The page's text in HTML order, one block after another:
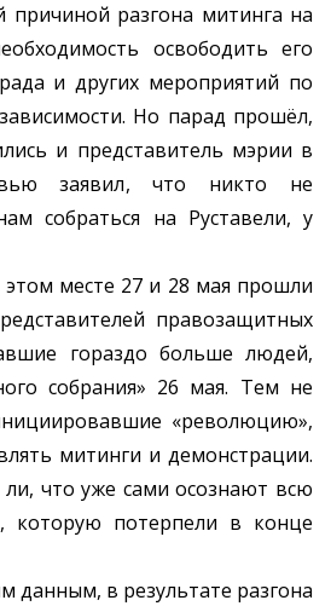
разгона митинга на
освободить его
и других мероприятий по
Но парад прошёл,
и представитель мэрии в
заявил, что никто не
собраться на Руставели, у
месте 27 и 28 мая прошли
правозащитных
гораздо больше людей,
собрания» 26 мая. Тем не
«революцию»,
митинги и демонстрации.
что уже сами осознают всю
которую потерпели в конце
в результате разгона